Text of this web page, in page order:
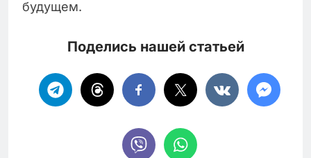
будущем.
Поделись нашей статьей